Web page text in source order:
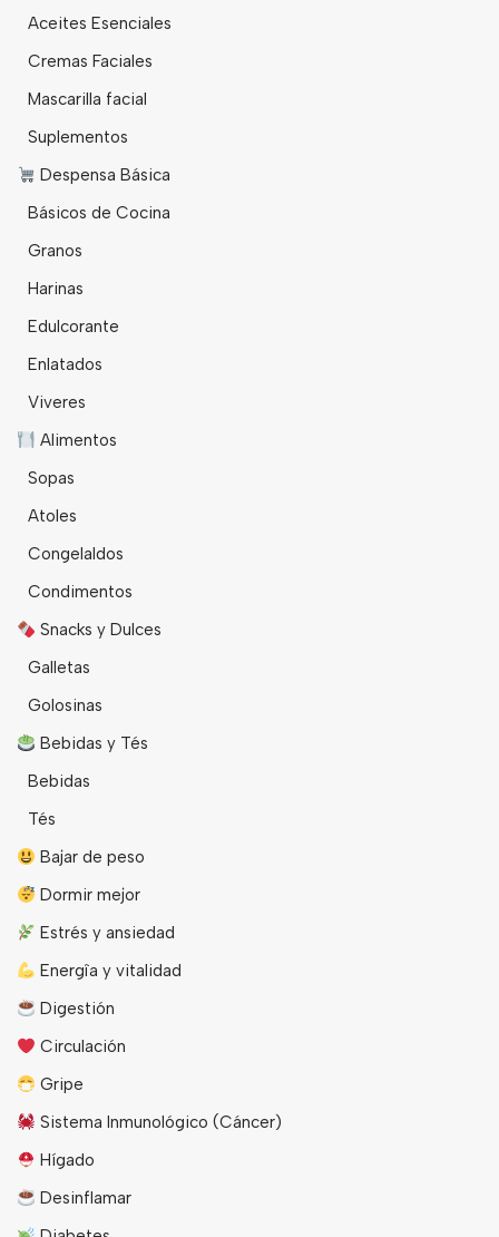
Aceites Esenciales
Cremas Faciales
Mascarilla facial
Suplementos
Despensa Básica
Básicos de Cocina
Granos
Harinas
Edulcorante
Enlatados
Viveres
Alimentos
Sopas
Atoles
Congelaldos
Condimentos
Snacks y Dulces
Galletas
Golosinas
Bebidas y Tés
Bebidas
Tés
Bajar de peso
Dormir mejor
Estrés y ansiedad
Energîa y vitalidad
Digestión
Circulación
Gripe
Sistema Inmunológico (Cáncer)
Hígado
Desinflamar